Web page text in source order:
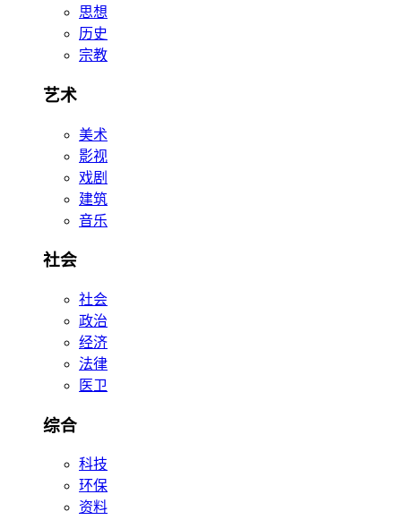
思想
历史
宗教
艺术
美术
影视
戏剧
建筑
音乐
社会
社会
政治
经济
法律
医卫
综合
科技
环保
资料